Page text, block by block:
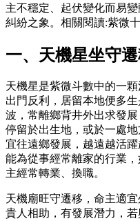
主不穩定、起伏變化而易
糾紛之象。相關閱讀:紫微
一、天機星坐守
天機星是紫微斗數中的一
出門反利，居留本地便多
波，常離鄉背井外出求發
停留於出生地，或於一處
宜往遠鄉發展，越遠越活
能為從事經常離家的行業
主經常轉業、換職。
天機廟旺守遷移，命主適
貴人相助，有發展潛力，